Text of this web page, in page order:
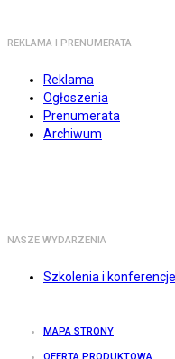
REKLAMA I PRENUMERATA
Reklama
Ogłoszenia
Prenumerata
Archiwum
NASZE WYDARZENIA
Szkolenia i konferencje
MAPA STRONY